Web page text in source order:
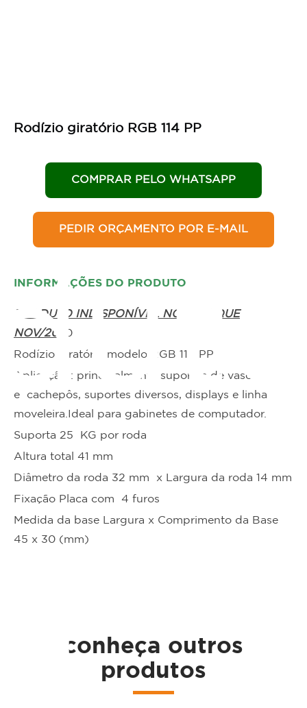
Rodízio giratório RGB 114 PP
COMPRAR PELO WHATSAPP
PEDIR ORÇAMENTO POR E-MAIL
INFORMAÇÕES DO PRODUTO
PRODUTO INDISPONÍVEL NO ESTOQUE
NOV/202
0
Rodízio giratório modelo RGB 114 PP
Aplicação : principalmente suportes de vasos
e cachepôs, suportes diversos, displays e linha
moveleira.Ideal para gabinetes de computador.
Suporta 25 KG por roda
Altura total 41 mm
Diâmetro da roda 32 mm x Largura da roda 14 mm
Fixação Placa com 4 furos
Medida da base Largura x Comprimento da Base
45 x 30 (mm)
conheça outros
produtos